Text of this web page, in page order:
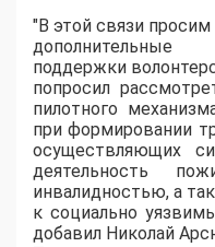
"В этой связи
дополнительные
поддержки
попросил
пилотного
при формировании
осуществляющих
деятельность
инвалидностью, а
к социально
добавил Николай